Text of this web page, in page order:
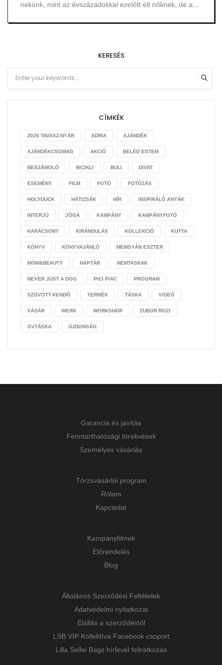
nekünk, mint az évszázadokkal ezelőtt élt nőknek, de a...
KERESÉS
CÍMKÉK
2026 TAVASZ-NYÁR ADRIA AJÁNDÉK
AJÁNDÉKCSOMAG AKCIÓ BELÉD ESTEM
BESZÁMOLÓ BICIKLI BULI DIVAT
ESEMÉNY FILM FOTÓ FOTÓZÁS
HOLYDUCK HÁTIZSÁK HÍR INSPIRÁLÓ ANYÁK
INTERJÚ JÓGA KAMPÁNY KAMPÁNYFOTÓ
KARÁCSONY KIRÁNDULÁS KOLLEKCIÓ KUTYA
KÖNYV KÖNYVAJÁNLÓ MENGYÁN ESZTER
MOM&BEAUTY NAPTÁR NEMTASKAK
NEVER JUST A DOG PICI PIAC PROGRAM
SZÖVÖTT KENDŐ TERMÉK TÁSKA VIDEÓ
VÁSÁR WERK WORKSHOP ZUBOR ROZI
ÖVTÁSKA ÚJDONSÁG
Garancia és javítás
Fenntarthatósági törekvések
Személyes vásárlás
Törzsvásárlói program
Rólam
Kapcsolat
Kampányfilmek
Előrendelés
Blog
Általános Szerződési Feltételek
Adatvédelmi nyilatkozat
Elállás a szerződéstől
LSB VIP Kollektíva Facebook csoport
Lilla Sellei Bags hírlevél feliratkozás